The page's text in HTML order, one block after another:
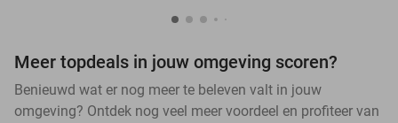
Meer topdeals in jouw omgeving scoren?
Benieuwd wat er nog meer te beleven valt in jouw
omgeving? Ontdek nog veel meer voordeel en profiteer van